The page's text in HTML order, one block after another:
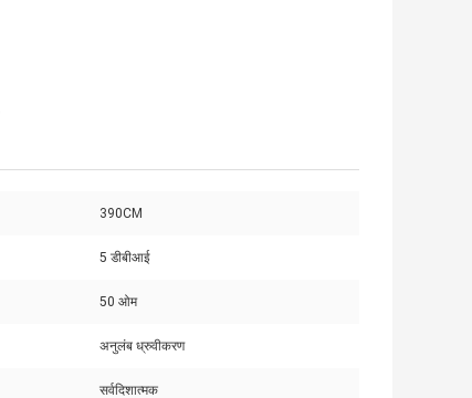
390CM
5 डीबीआई
50 ओम
अनुलंब ध्रुवीकरण
सर्वदिशात्मक